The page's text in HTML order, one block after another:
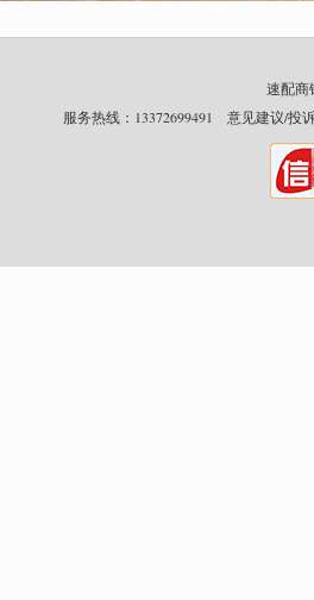
速配商
服务热线：13372699491 意见建议/投